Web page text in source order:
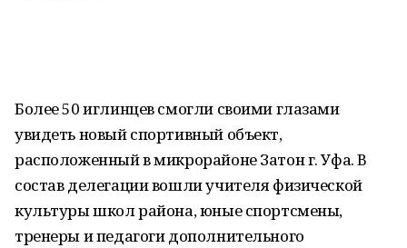
Более 50 иглинцев смогли своими глазами
увидеть новый спортивный объект,
расположенный в микрорайоне Затон г. Уфа. В
состав делегации вошли учителя физической
культуры школ района, юные спортсмены,
тренеры и педагоги дополнительного